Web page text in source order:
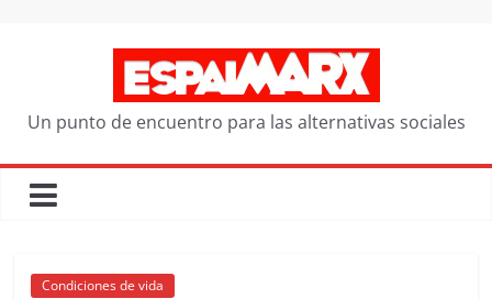
Un punto de encuentro para las alternativas sociales
Condiciones de vida